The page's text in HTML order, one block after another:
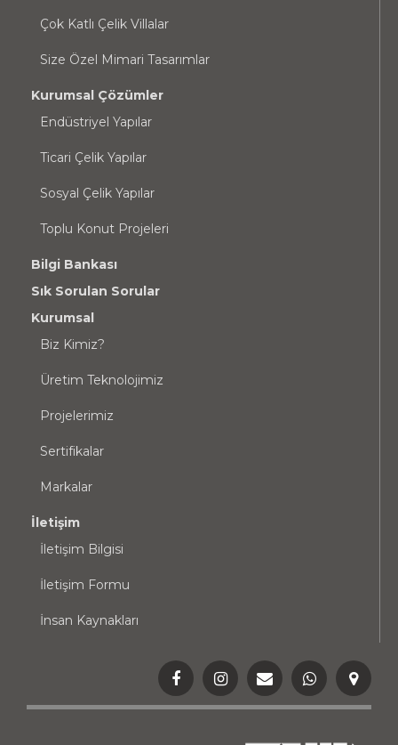
Çok Katlı Çelik Villalar
Size Özel Mimari Tasarımlar
Kurumsal Çözümler
Endüstriyel Yapılar
Ticari Çelik Yapılar
Sosyal Çelik Yapılar
Toplu Konut Projeleri
Bilgi Bankası
Sık Sorulan Sorular
Kurumsal
Biz Kimiz?
Üretim Teknolojimiz
Projelerimiz
Sertifikalar
Markalar
İletişim
İletişim Bilgisi
İletişim Formu
İnsan Kaynakları